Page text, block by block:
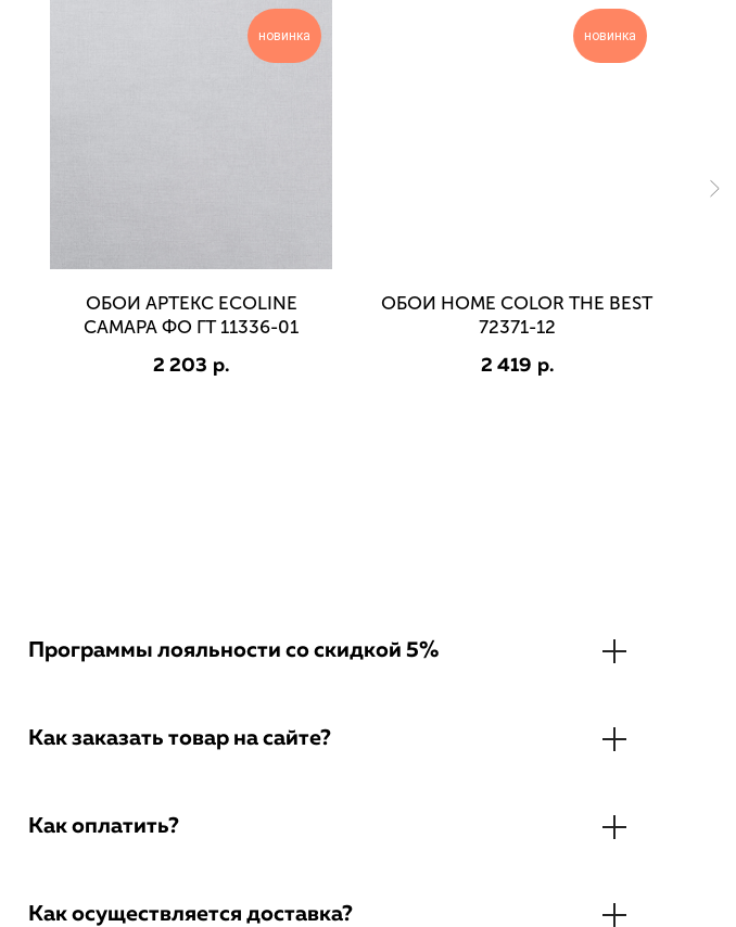
новинка
ОБОИ АРТЕКС ECOLINE
САМАРА ФО ГТ 11336-01
2 203 р.
новинка
ОБОИ HOME COLOR THE BEST
72371-12
2 419 р.
Программы лояльности со скидкой 5%
Как заказать товар на сайте?
Как оплатить?
Как осуществляется доставка?